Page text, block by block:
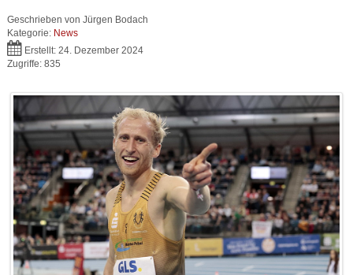
Geschrieben von Jürgen Bodach
Kategorie: News
Erstellt: 24. Dezember 2024
Zugriffe: 835